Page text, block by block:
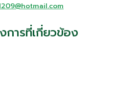
การที่เกี่ยวข้อง